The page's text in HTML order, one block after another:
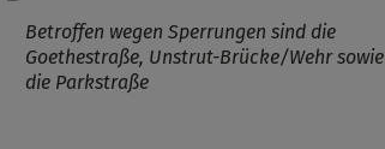
Betroffen wegen Sperrungen sind die
Goethestraße, Unstrut-Brücke/Wehr sowie
die Parkstraße